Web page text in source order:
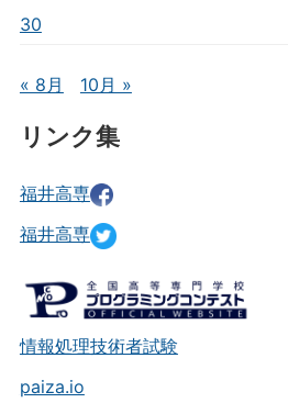
30
« 8月 10月 »
リンク集
福井高専
福井高専
情報処理技術者試験
paiza.io